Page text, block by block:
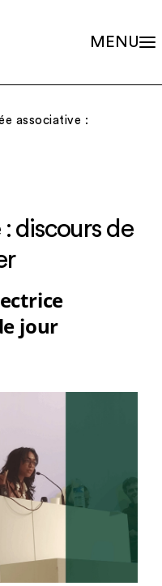
MENU
associative :
discours de
jour